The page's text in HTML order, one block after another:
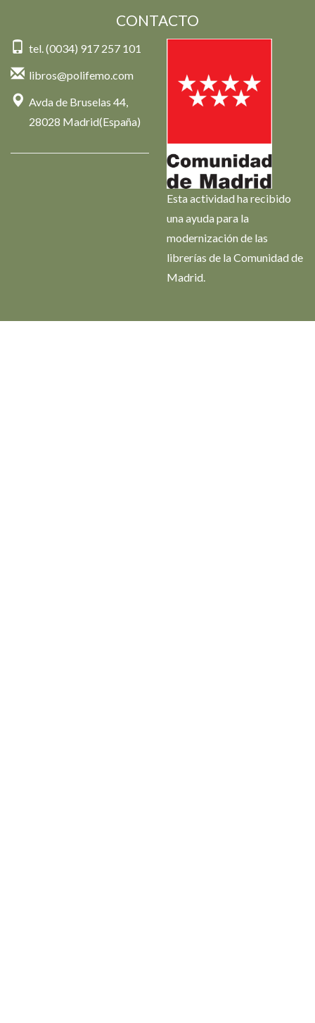
CONTACTO
tel. (0034) 917 257 101
libros@polifemo.com
Avda de Bruselas 44,
28028 Madrid(España)
Esta actividad ha recibido
una ayuda para la
modernización de las
librerías de la Comunidad de
Madrid.